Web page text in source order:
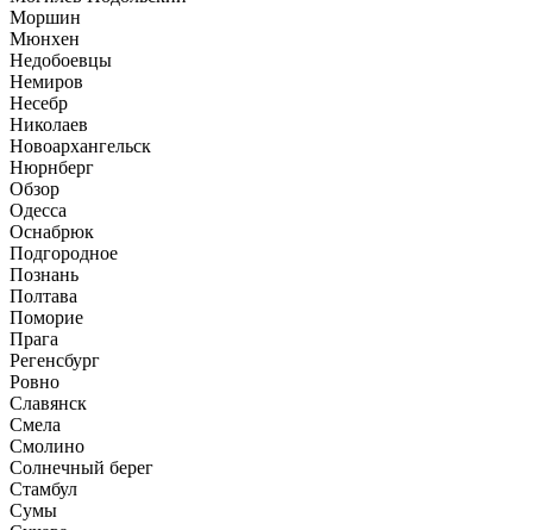
Моршин
Мюнхен
Недобоевцы
Немиров
Несебр
Николаев
Новоархангельск
Нюрнберг
Обзор
Одесса
Оснабрюк
Подгородное
Познань
Полтава
Поморие
Прага
Регенсбург
Ровно
Славянск
Смела
Смолино
Солнечный берег
Стамбул
Сумы